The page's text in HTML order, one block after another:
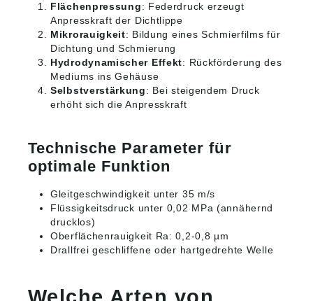
Flächenpressung: Federdruck erzeugt
Anpresskraft der Dichtlippe
Mikrorauigkeit: Bildung eines Schmierfilms für
Dichtung und Schmierung
Hydrodynamischer Effekt: Rückförderung des
Mediums ins Gehäuse
Selbstverstärkung: Bei steigendem Druck
erhöht sich die Anpresskraft
Technische Parameter für
optimale Funktion
Gleitgeschwindigkeit unter 35 m/s
Flüssigkeitsdruck unter 0,02 MPa (annähernd
drucklos)
Oberflächenrauigkeit Ra: 0,2-0,8 µm
Drallfrei geschliffene oder hartgedrehte Welle